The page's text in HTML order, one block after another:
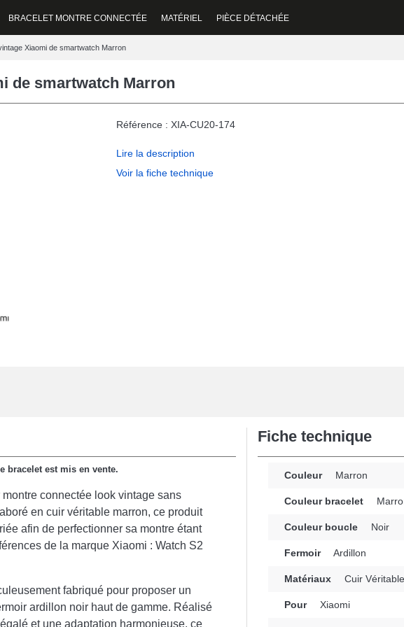
BRACELET MONTRE CONNECTÉE MATÉRIEL PIÈCE DÉTACHÉE
Xiaomi de smartwatch Marron
de smartwatch Marron
Référence : XIA-CU20-174
Lire la description
Voir la fiche technique
bracelet est mis en vente.
connectée look vintage sans
en cuir véritable marron, ce produit
afin de perfectionner sa montre étant
de la marque Xiaomi : Watch S2
fabriqué pour proposer un
ardillon noir haut de gamme. Réalisé
et une adaptation harmonieuse, ce
Fiche technique
Couleur Marron
Couleur bracelet
Couleur boucle Noir
Fermoir Ardillon
Matériaux Cuir Véritable
Pour Xiaomi